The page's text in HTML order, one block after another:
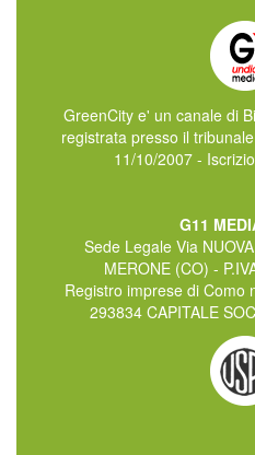
GreenCity e' un canale di
registrata presso il
11/10/2007 -
G11
Sede Legale Via
MERONE (CO) -
Registro imprese di Como
293834 CAPITALE